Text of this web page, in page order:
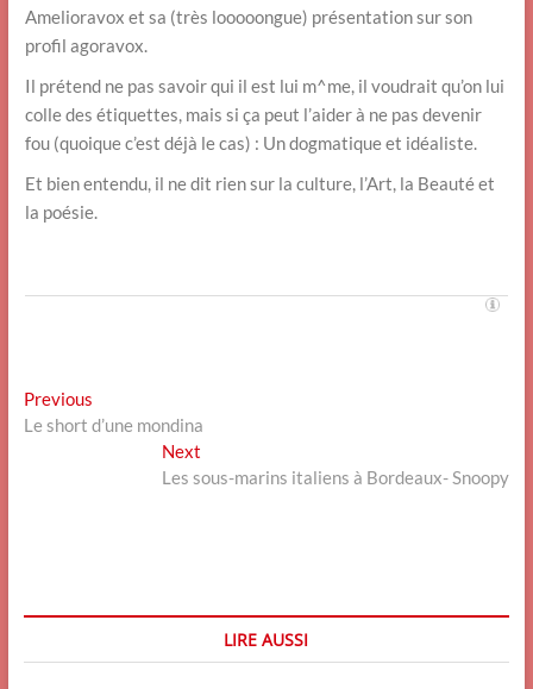
Amelioravox et sa (très looooongue) présentation sur son
profil agoravox.
Il prétend ne pas savoir qui il est lui m^me, il voudrait qu’on lui
colle des étiquettes, mais si ça peut l’aider à ne pas devenir
fou (quoique c’est déjà le cas) : Un dogmatique et idéaliste.
Et bien entendu, il ne dit rien sur la culture, l’Art, la Beauté et
la poésie.
Navigation
de
PreviousPrevious
post:
Le short d’une mondina
Next
post:
Les sous-marins italiens à Bordeaux- Snoopy
LIRE AUSSI